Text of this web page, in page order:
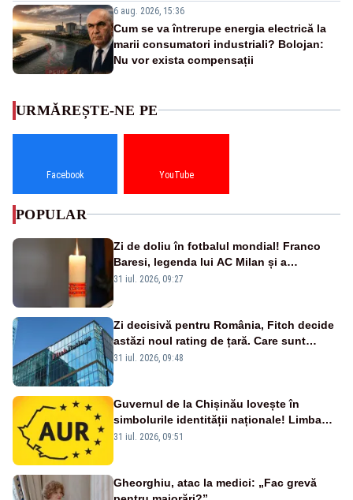
6 aug. 2026, 15:36
Cum se va întrerupe energia electrică la
marii consumatori industriali? Bolojan:
Nu vor exista compensații
URMĂREȘTE-NE PE
Facebook YouTube
POPULAR
Zi de doliu în fotbalul mondial! Franco
Baresi, legenda lui AC Milan și a
naționalei Italiei, a murit
31 iul. 2026, 09:27
Zi decisivă pentru România, Fitch decide
astăzi noul rating de țară. Care sunt
efectele retrogradării la categoria „junk”
31 iul. 2026, 09:48
Guvernul de la Chișinău lovește în
simbolurile identității naționale! Limba
română nu se economisește! Limba
31 iul. 2026, 09:51
Gheorghiu, atac la medici: „Fac grevă